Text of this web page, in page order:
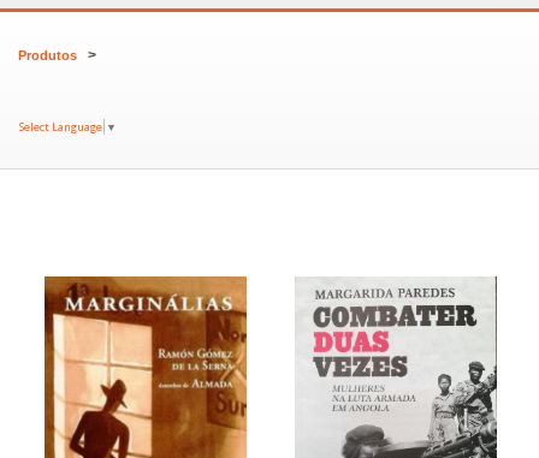
Produtos >
Select Language ▼